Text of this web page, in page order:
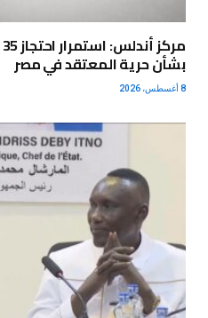
بشأن حرية المعتقد في مصر
8 أغسطس، 2026